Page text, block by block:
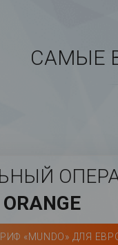
САМЫЕ
ORANGE
«MUNDO» ДЛЯ